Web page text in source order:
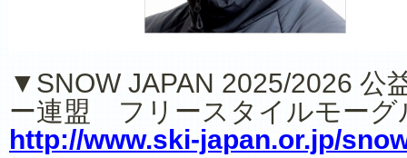
▼SNOW JAPAN 2025/2026 公
ー連盟 フリースタイルモーグ
http://www.ski-japan.or.jp/